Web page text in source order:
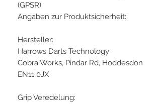
(GPSR)
Angaben zur Produktsicherheit:
Hersteller:
Harrows Darts Technology
Cobra Works, Pindar Rd, Hoddesdon
EN11 0JX
Grip Veredelung: